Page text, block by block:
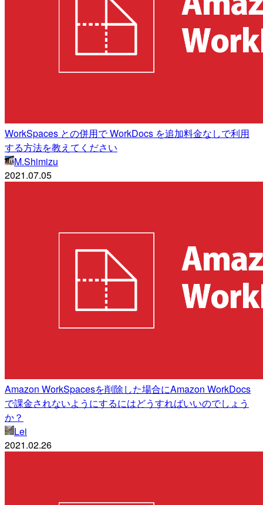
WorkSpaces との併用で WorkDocs を追加料金なしで利用
する方法を教えてください
M.Shimizu
2021.07.05
Amazon WorkSpacesを削除した場合にAmazon WorkDocs
で課金されないようにするにはどうすればいいのでしょう
か？
Lei
2021.02.26